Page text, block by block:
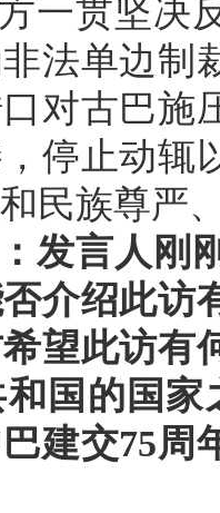
一贯坚决
法单边制
对古巴施
停止动辄
民族尊严
发言人刚
介绍此访
望此访有
国的国家
建交75周